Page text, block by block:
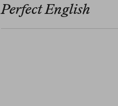
Perfect English